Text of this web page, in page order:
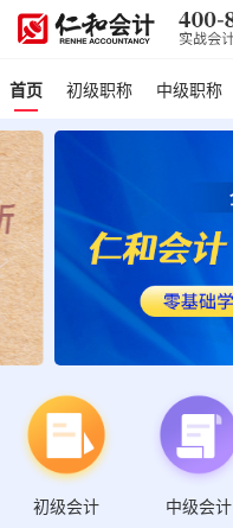
首页 初级职称 中级职称
初级会计 中级会计